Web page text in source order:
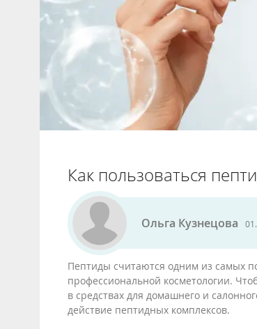
Как пользоваться
Ольга Кузнецова
Пептиды считаются одним из самых
профессиональной косметологии.
в средствах для домашнего и
действие пептидных комплексов.